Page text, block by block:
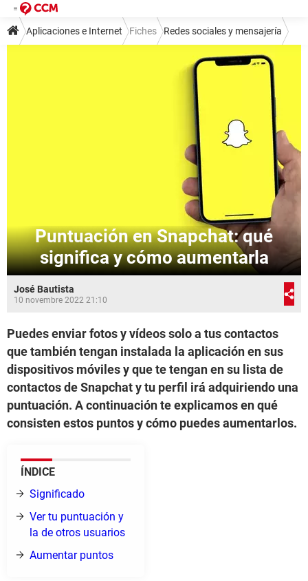
Aplicaciones e Internet Fiches Redes sociales y mensajería
Puntuación en Snapchat: qué
significa y cómo aumentarla
José Bautista
10 novembre 2022 21:10
Puedes enviar fotos y vídeos solo a tus contactos
que también tengan instalada la aplicación en sus
dispositivos móviles y que te tengan en su lista de
contactos de Snapchat y tu perfil irá adquiriendo una
puntuación. A continuación te explicamos en qué
consisten estos puntos y cómo puedes aumentarlos.
ÍNDICE
Significado
Ver tu puntuación y
la de otros usuarios
Aumentar puntos